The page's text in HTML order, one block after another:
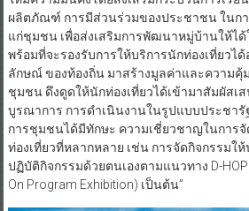
ผลิตภัณฑ์ การมีส่วนร่วมของประชาชน ในกา
แก่ชุมชน เพื่อส่งเสริมการพัฒนาหมู่บ้านให้ไ
พร้อมที่จะรองรับการให้บริการนักท่องเที่ยวไ
ลักษณ์ ของท้องถิ่น มาสร้างมูลค่าและความคุ้
ชุมชน ดึงดูดให้นักท่องเที่ยวได้เข้ามาสัมผัสเ
บูรณาการ การดำเนินงานในรูปแบบประชารั
การชุมชนได้มีทักษะ ความเชี่ยวชาญในการจั
ท่องเที่ยวที่หลากหลาย เช่น การจัดกิจกรรมใ
ปฏิบัติกิจกรรมด้วยตนเองตามแนวทาง D-
On Program Exhibition) เป็นต้น”